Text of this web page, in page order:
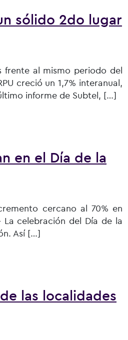
sólido 2do lugar
frente al mismo periodo del
creció un 1,7% interanual,
informe de Subtel, […]
en el Día de la
cercano al 70% en
celebración del Día de la
Así […]
las localidades